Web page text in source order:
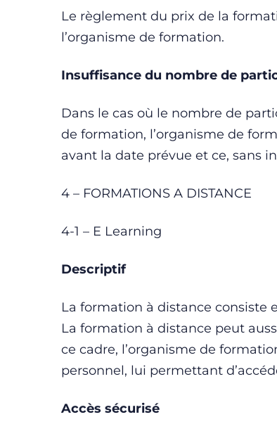
Le règlement du prix de la
l’organisme de formation.
Insuffisance du nombre de
Dans le cas où le nombre de
de formation, l’organisme de
avant la date prévue et ce, sans
4 – FORMATIONS A DISTANCE
4-1 – E Learning
Descriptif
La formation à distance consiste
La formation à distance peut
ce cadre, l’organisme de
personnel, lui permettant
Accès sécurisé